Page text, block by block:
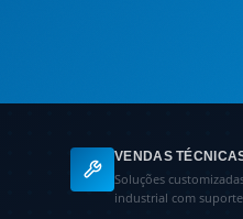
VENDAS
Soluções
industrial com